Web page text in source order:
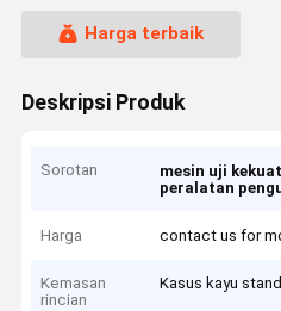
Harga terbaik
Deskripsi Produk
Sorotan mesin uji
peralatan
Harga contact us for
Kemasan
rincian
Kasus kayu